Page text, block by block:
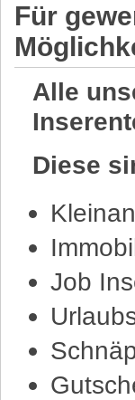
Für
Alle
Diese
Job